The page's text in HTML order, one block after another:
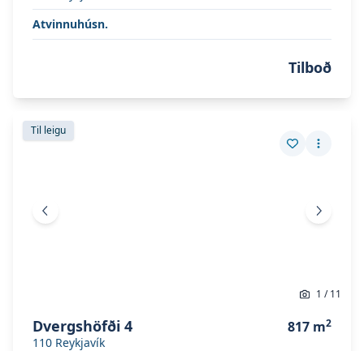
Atvinnuhúsn.
Tilboð
Skoða eignina
Til leigu
Vista eign
Fleiri
Skoða eignina
Fyrri mynd Næsta
1 /11
Dvergshöfði 4
110 Reykjavík
817 m2